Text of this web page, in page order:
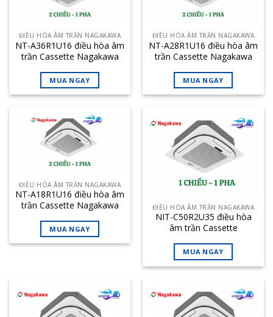
ĐIỀU HÒA ÂM TRẦN NAGAKAWA
NT-A36R1U16 điều hòa âm
trần Cassette Nagakawa
MUA NGAY
ĐIỀU HÒA ÂM TRẦN NAGAKAWA
NT-A28R1U16 điều hòa âm
trần Cassette Nagakawa
MUA NGAY
ĐIỀU HÒA ÂM TRẦN NAGAKAWA
NT-A18R1U16 điều hòa âm
trần Cassette Nagakawa
MUA NGAY
ĐIỀU HÒA ÂM TRẦN NAGAKAWA
NIT-C50R2U35 điều hòa
âm trần Cassette
chiều inverter
MUA NGAY